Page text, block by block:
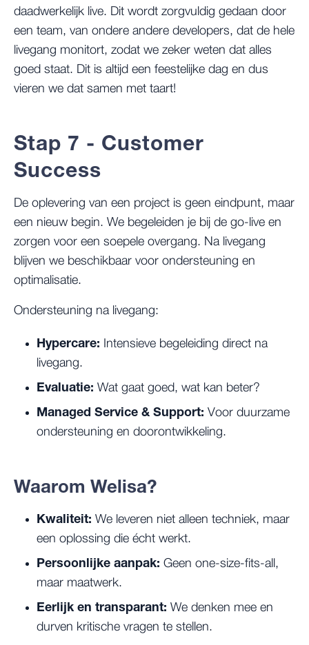
daadwerkelijk live. Dit wordt zorgvuldig gedaan door
een team, van ondere andere developers, dat de hele
livegang monitort, zodat we zeker weten dat alles
goed staat. Dit is altijd een feestelijke dag en dus
vieren we dat samen met taart!
Stap 7 - Customer
Success
De oplevering van een project is geen eindpunt, maar
een nieuw begin. We begeleiden je bij de go-live en
zorgen voor een soepele overgang. Na livegang
blijven we beschikbaar voor ondersteuning en
optimalisatie.
Ondersteuning na livegang:
Hypercare: Intensieve begeleiding direct na
livegang.
Evaluatie: Wat gaat goed, wat kan beter?
Managed Service & Support: Voor duurzame
ondersteuning en doorontwikkeling.
Waarom Welisa?
Kwaliteit: We leveren niet alleen techniek, maar
een oplossing die écht werkt.
Persoonlijke aanpak: Geen one-size-fits-all,
maar maatwerk.
Eerlijk en transparant: We denken mee en
durven kritische vragen te stellen.